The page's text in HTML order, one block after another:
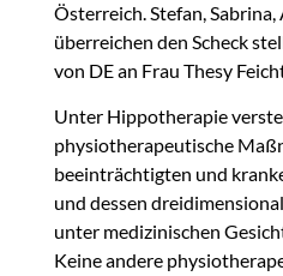
Österreich. Stefan,
überreichen den Scheck
von DE an Frau Thesy
Unter Hippotherapie
physiotherapeutische
beeinträchtigten und
und dessen
unter medizinischen
Keine andere